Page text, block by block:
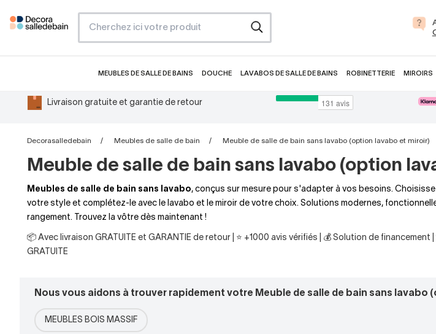
MEUBLES DE SALLE DE BAINS DOUCHE LAVABOS DE SALLE DE BAINS ROBINETTERIE MIROIRS
Livraison gratuite et garantie de retour
Decorasalledebain Meubles de salle de bain Meuble de salle de bain sans lavabo (option lavabo et miroir)
Meuble de salle de bain sans lavabo (option
Meubles de salle de bain sans lavabo, conçus sur mesure pour s'adapter à vos besoins.
votre style et complétez-le avec le lavabo et le miroir de votre choix. Solutions modernes,
rangement. Trouvez la vôtre dès maintenant !
📦 Avec livraison GRATUITE et GARANTIE de retour | ⭐ +1000 avis vérifiés | 💰 Solution de financement
GRATUITE
Nous vous aidons à trouver rapidement votre Meuble de salle de bain sans lavabo
MEUBLES BOIS MASSIF